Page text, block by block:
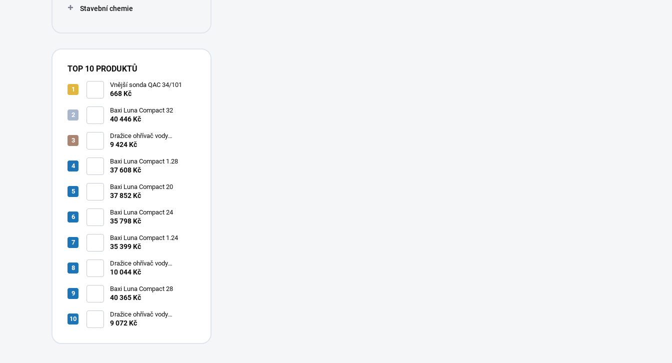
Stavební chemie
TOP 10 PRODUKTŮ
Vnější sonda QAC 34/101
668 Kč
Baxi Luna Compact 32
40 446 Kč
Dražice ohřívač vody
elektrický svislý OKHE ONE/E
9 424 Kč
Baxi Luna Compact 1.28
37 608 Kč
Baxi Luna Compact 20
37 852 Kč
Baxi Luna Compact 24
35 798 Kč
Baxi Luna Compact 1.24
35 399 Kč
Dražice ohřívač vody
elektrický svislý OKHE ONE/E
10 044 Kč
Baxi Luna Compact 28
40 365 Kč
Dražice ohřívač vody
elektrický svislý OKHE ONE/E
9 072 Kč